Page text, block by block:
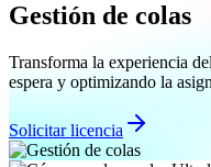
Gestión de colas
Transforma la experiencia
espera y optimizando la
Solicitar licencia